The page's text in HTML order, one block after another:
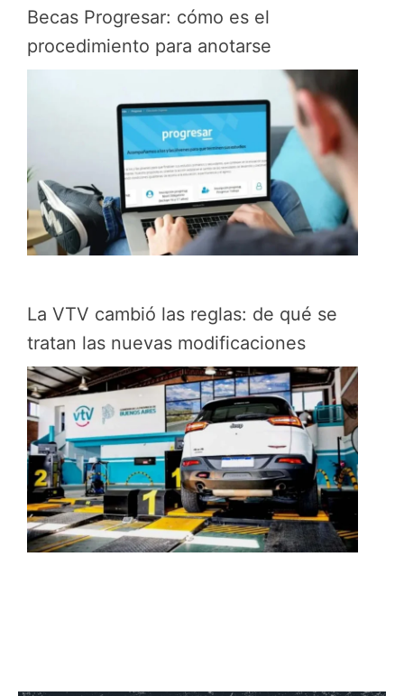
Becas Progresar: cómo es el
procedimiento para anotarse
La VTV cambió las reglas: de qué se
tratan las nuevas modificaciones